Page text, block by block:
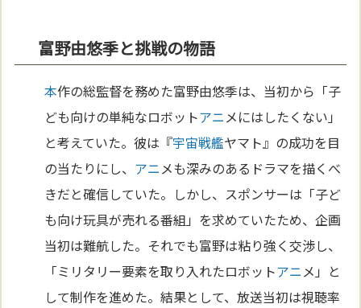
富野由悠季と挑戦の物語
本作の総監督を務めた富野由悠季は、当初から「子
ども向けの単純なロボットアニメにはしたくない」
と考えていた。彼は『宇宙戦艦ヤマト』の成功を目
の当たりにし、 アニメも深みのあるドラマを描くべ
きだと確信していた。しかし、スポンサーは「子ど
も向け玩具が売れる番組」を求めていたため、企画
当初は難航した。それでも富野は粘り強く交渉し、
「ミリタリー要素を取り入れたロボットアニメ」と
して制作を進めた。結果として、放送当初は視聴率